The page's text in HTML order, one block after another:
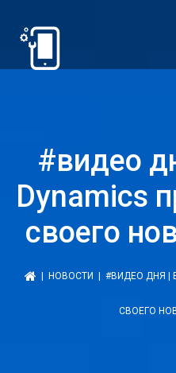
#видео
Dynamics
своего
НОВОСТИ | #ВИДЕО ДНЯ |
СВОЕГО